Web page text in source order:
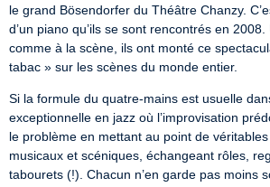
le grand Bösendorfer du Théâtre Chanzy.
d’un piano qu’ils se sont rencontrés en
comme à la scène, ils ont monté ce
tabac » sur les scènes du monde entier.
Si la formule du quatre-mains est usuelle
exceptionnelle en jazz où l’improvisation
le problème en mettant au point de
musicaux et scéniques, échangeant rôles,
tabourets (!). Chacun n’en garde pas moins